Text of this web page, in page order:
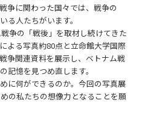
争に関わった国々では、戦争の
る人たちがいます。
争の「戦後」を取材し続けてきた
よる写真約80点と立命館大学国際
争関連資料を展示し、ベトナム戦
記憶を見つめ直します。
に何ができるのか。今回の写真展
の私たちの想像力となることを願